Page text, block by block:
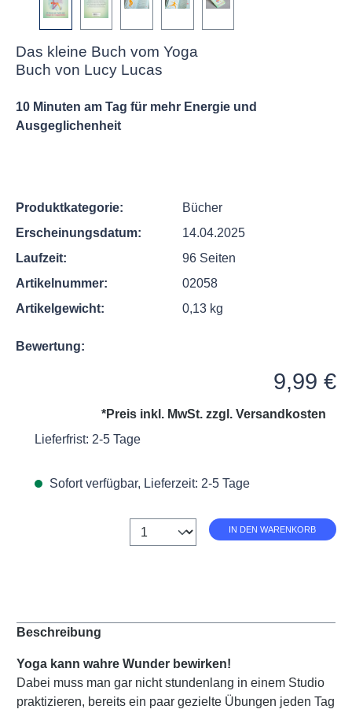
Das kleine Buch vom Yoga
Buch von Lucy Lucas
10 Minuten am Tag für mehr Energie und
Ausgeglichenheit
Produktkategorie:
Bücher
Erscheinungsdatum:
14.04.2025
Laufzeit:
96 Seiten
Artikelnummer:
02058
Artikelgewicht:
0,13 kg
Bewertung:
9,99 €
*Preis inkl. MwSt. zzgl. Versandkosten
Lieferfrist: 2-5 Tage
Sofort verfügbar, Lieferzeit: 2-5 Tage
Anzahl IN DEN WARENKORB
Beschreibung
Yoga kann wahre Wunder bewirken!
Dabei muss man gar nicht stundenlang in einem Studio
praktizieren, bereits ein paar gezielte Übungen jeden Tag